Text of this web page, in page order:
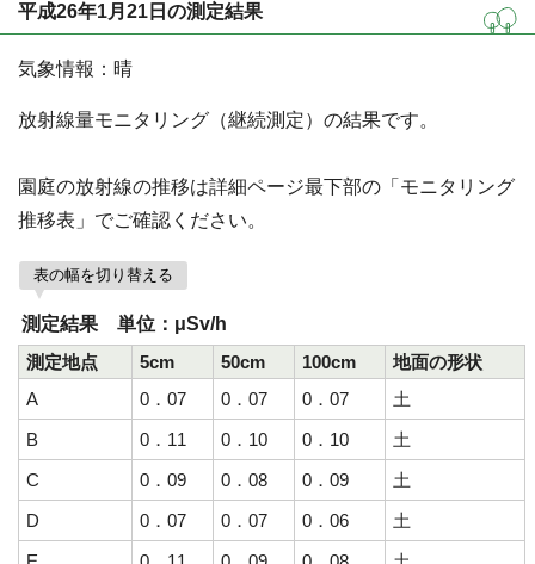
平成26年1月21日の測定結果
気象情報：晴
放射線量モニタリング（継続測定）の結果です。
園庭の放射線の推移は詳細ページ最下部の「モニタリング
推移表」でご確認ください。
表の幅を切り替える
測定結果 単位：μSv/h
測定地点
5cm 50cm 100cm
地面の形状
A
0．07 0．07 0．07
土
B
0．11 0．10 0．10
土
C
0．09 0．08 0．09
土
D
0．07 0．07 0．06
土